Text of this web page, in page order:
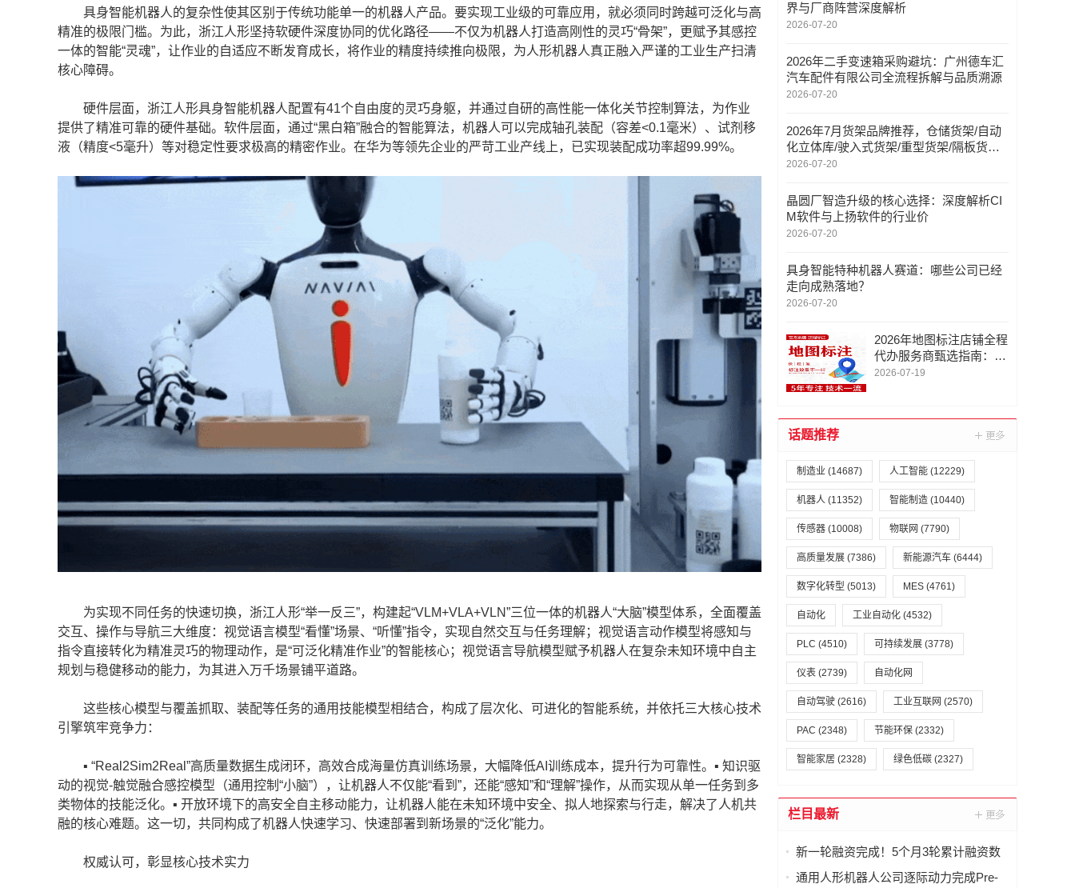
具身智能机器人的复杂性使其区别于传统功能单一的机器人产品。要实现工业级的可靠应用，就必须同时跨越可泛化与高
精准的极限门槛。为此，浙江人形坚持软硬件深度协同的优化路径——不仅为机器人打造高刚性的灵巧“骨架”，更赋予其感控
一体的智能“灵魂”，让作业的自适应不断发育成长，将作业的精度持续推向极限，为人形机器人真正融入严谨的工业生产扫清
核心障碍。
硬件层面，浙江人形具身智能机器人配置有41个自由度的灵巧身躯，并通过自研的高性能一体化关节控制算法，为作业
提供了精准可靠的硬件基础。软件层面，通过“黑白箱”融合的智能算法，机器人可以完成轴孔装配（容差<0.1毫米）、试剂移
液（精度<5毫升）等对稳定性要求极高的精密作业。在华为等领先企业的严苛工业产线上，已实现装配成功率超99.99%。
为实现不同任务的快速切换，浙江人形“举一反三”，构建起“VLM+VLA+VLN”三位一体的机器人“大脑”模型体系，全面覆盖
交互、操作与导航三大维度：视觉语言模型“看懂”场景、“听懂”指令，实现自然交互与任务理解；视觉语言动作模型将感知与
指令直接转化为精准灵巧的物理动作，是“可泛化精准作业”的智能核心；视觉语言导航模型赋予机器人在复杂未知环境中自主
规划与稳健移动的能力，为其进入万千场景铺平道路。
这些核心模型与覆盖抓取、装配等任务的通用技能模型相结合，构成了层次化、可进化的智能系统，并依托三大核心技术
引擎筑牢竞争力：
▪ “Real2Sim2Real”高质量数据生成闭环，高效合成海量仿真训练场景，大幅降低AI训练成本，提升行为可靠性。▪ 知识驱
动的视觉-触觉融合感控模型（通用控制“小脑”），让机器人不仅能“看到”，还能“感知”和“理解”操作，从而实现从单一任务到多
类物体的技能泛化。▪ 开放环境下的高安全自主移动能力，让机器人能在未知环境中安全、拟人地探索与行走，解决了人机共
融的核心难题。这一切，共同构成了机器人快速学习、快速部署到新场景的“泛化”能力。
权威认可，彰显核心技术实力
界与厂商阵营深度解析
2026-07-20
2026年二手变速箱采购避坑：广州德车汇
汽车配件有限公司全流程拆解与品质溯源
2026-07-20
2026年7月货架品牌推荐，仓储货架/自动
化立体库/驶入式货架/重型货架/隔板货架/
层板货架/轻型货架，货架企业如何选
2026-07-20
晶圆厂智造升级的核心选择：深度解析CI
M软件与上扬软件的行业价
2026-07-20
具身智能特种机器人赛道：哪些公司已经
走向成熟落地？
2026-07-20
2026年地图标注店铺全程
代办服务商甄选指南：深
圳市金智云软件联系/地
2026-07-19
话题推荐
制造业 (14687) 人工智能 (12229)
机器人 (11352) 智能制造 (10440)
传感器 (10008) 物联网 (7790)
高质量发展 (7386) 新能源汽车 (6444)
数字化转型 (5013) MES (4761)
自动化 工业自动化 (4532)
PLC (4510) 可持续发展 (3778)
仪表 (2739) 自动化网
自动驾驶 (2616) 工业互联网 (2570)
PAC (2348) 节能环保 (2332)
智能家居 (2328) 绿色低碳 (2327)
栏目最新
新一轮融资完成！5个月3轮累计融资数
亿元，西湖机器人硬核技术获重金押
通用人形机器人公司逐际动力完成Pre-